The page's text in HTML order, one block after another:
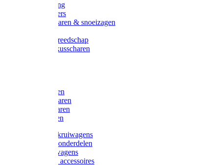
Tuinreiniging
Robotmaaiers
Heggenscharen & snoeizagen
Klussen gereedschap
Gras & buxusscharen
Snoeischaren
Heggenscharen
Takkenscharen
Snoeimessen
Landbouwkruiwagens
Kruiwagenonderdelen
Bouwkruiwagens
Kruiwagen accessoires